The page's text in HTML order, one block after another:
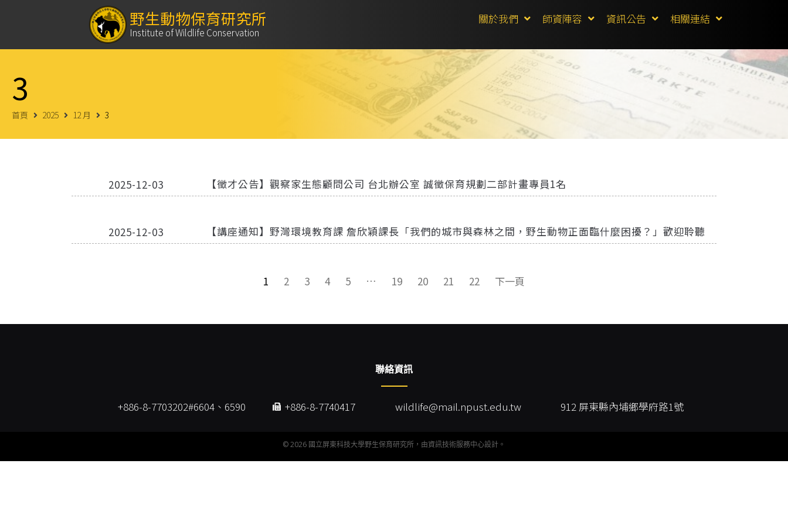
野生動物保育研究所
Institute of Wildlife Conservation
關於我們 師資陣容 資訊公告 相關連結
3
首頁 2025 12 月 3
2025-12-03 【徵才公告】觀察家生態顧問公司 台北辦公室 誠徵保育規劃二部計畫專員1名
2025-12-03 【講座通知】野灣環境教育課 詹欣穎課長「我們的城市與森林之間，野生動物正面臨什麼困擾？」歡迎聆聽
1 2 3 4 5 … 19 20 21 22 下一頁
聯絡資訊
+886-8-7703202#6604、6590 +886-8-7740417 wildlife@mail.npust.edu.tw 912 屏東縣內埔鄉學府路1號
©2026 國立屏東科技大學野生保育研究所，由資訊技術服務中心設計。